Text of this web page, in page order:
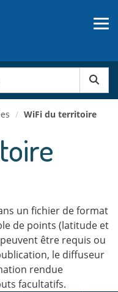
/ WiFi du territoire
un fichier de format
de points (latitude et
être requis ou
le diffuseur
rendue
facultatifs.